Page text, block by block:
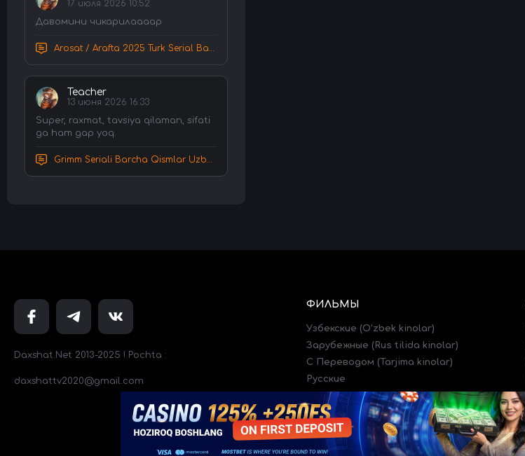
17 июля 2026 10:52
Давомини чикарилаааар
Arosat / Arafta 2025 Turk Serial Barcha Qismlar Uzbek tilida Tarjima Serial tas-ix skachat
Teacher
13 июня 2026 16:33
Super, raxmat, tavsiya qilaman, sifati
ga ham gap yoq.
Grimm Seriali Barcha Qismlar Uzbek tilida Tarjima serial HD Skachat
Daxshat.Net 2013-2025 ! Pochta :
daxshattv2020@gmail.com
ФИЛЬМЫ
Узбекские (O'zbek kinolar)
Зарубежные (Rus tilida kinolar)
C Переводом (Tarjima kinolar)
Русские
Трейлеры (Treylerlar)